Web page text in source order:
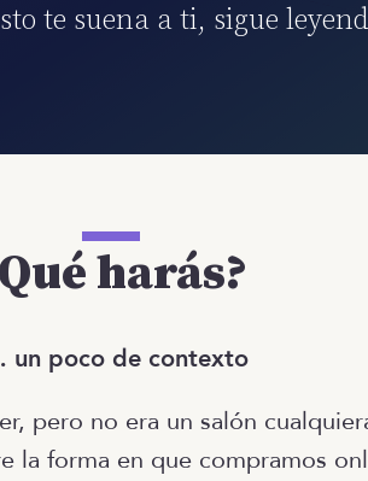
te suena a ti, sigue
harás?
un poco de contexto
pero no era un salón
la forma en que compramos